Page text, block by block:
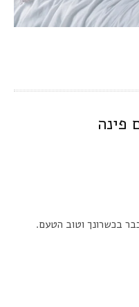
פינה
בכשרונך וטוב הטעם.